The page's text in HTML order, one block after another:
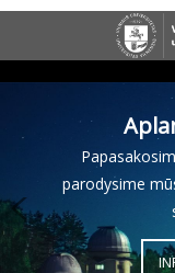
parodysime